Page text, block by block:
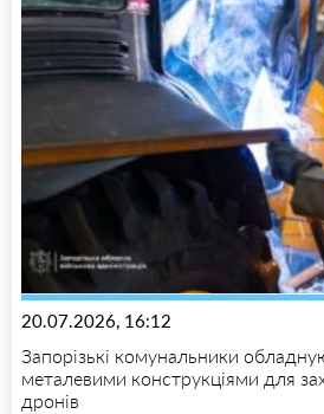
20.07.2026, 16:12
Запорізькі комунальники
металевими конструкціями для
дронів